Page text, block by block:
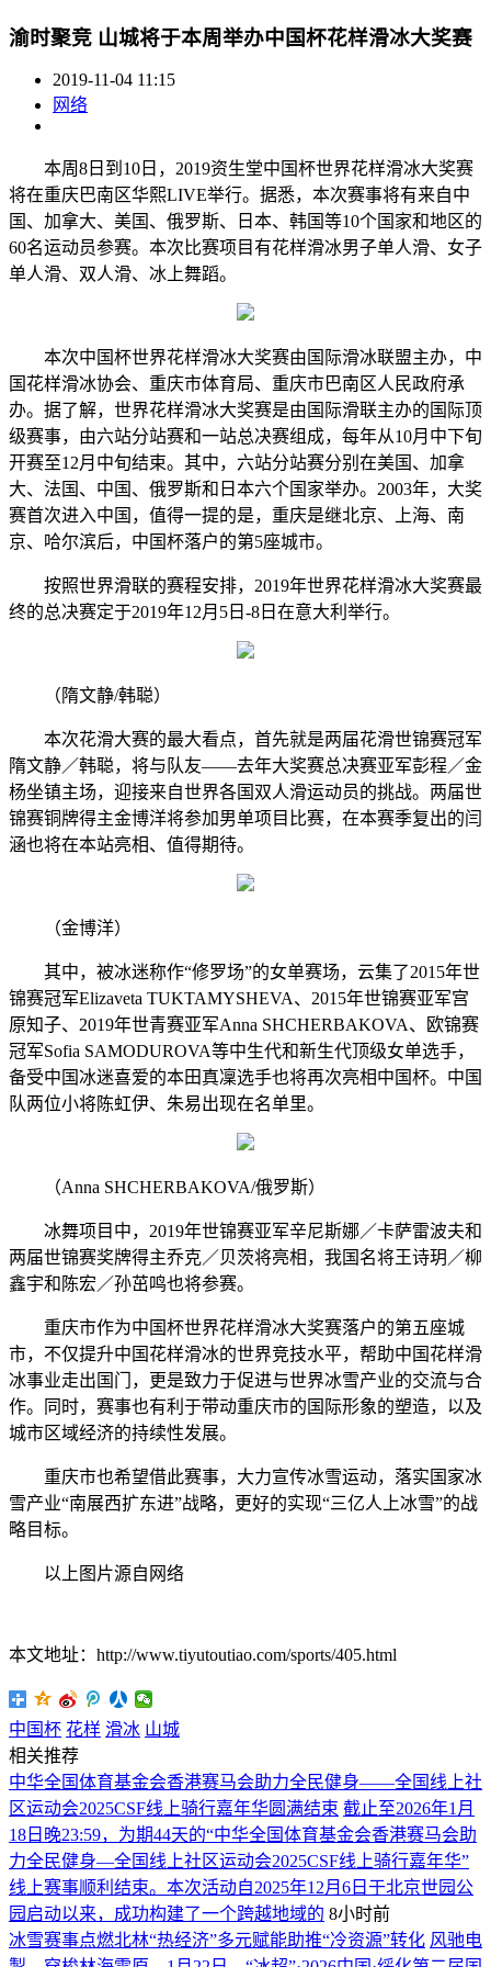
渝时聚竞 山城将于本周举办中国杯花样滑冰大奖赛
2019-11-04 11:15
网络
本周8日到10日，2019资生堂中国杯世界花样滑冰大奖赛
将在重庆巴南区华熙LIVE举行。据悉，本次赛事将有来自中
国、加拿大、美国、俄罗斯、日本、韩国等10个国家和地区的
60名运动员参赛。本次比赛项目有花样滑冰男子单人滑、女子
单人滑、双人滑、冰上舞蹈。
本次中国杯世界花样滑冰大奖赛由国际滑冰联盟主办，中
国花样滑冰协会、重庆市体育局、重庆市巴南区人民政府承
办。据了解，世界花样滑冰大奖赛是由国际滑联主办的国际顶
级赛事，由六站分站赛和一站总决赛组成，每年从10月中下旬
开赛至12月中旬结束。其中，六站分站赛分别在美国、加拿
大、法国、中国、俄罗斯和日本六个国家举办。2003年，大奖
赛首次进入中国，值得一提的是，重庆是继北京、上海、南
京、哈尔滨后，中国杯落户的第5座城市。
按照世界滑联的赛程安排，2019年世界花样滑冰大奖赛最
终的总决赛定于2019年12月5日-8日在意大利举行。
（隋文静/韩聪）
本次花滑大赛的最大看点，首先就是两届花滑世锦赛冠军
隋文静／韩聪，将与队友——去年大奖赛总决赛亚军彭程／金
杨坐镇主场，迎接来自世界各国双人滑运动员的挑战。两届世
锦赛铜牌得主金博洋将参加男单项目比赛，在本赛季复出的闫
涵也将在本站亮相、值得期待。
（金博洋）
其中，被冰迷称作“修罗场”的女单赛场，云集了2015年世
锦赛冠军Elizaveta TUKTAMYSHEVA、2015年世锦赛亚军宫
原知子、2019年世青赛亚军Anna SHCHERBAKOVA、欧锦赛
冠军Sofia SAMODUROVA等中生代和新生代顶级女单选手，
备受中国冰迷喜爱的本田真凜选手也将再次亮相中国杯。中国
队两位小将陈虹伊、朱易出现在名单里。
（Anna SHCHERBAKOVA/俄罗斯）
冰舞项目中，2019年世锦赛亚军辛尼斯娜／卡萨雷波夫和
两届世锦赛奖牌得主乔克／贝茨将亮相，我国名将王诗玥／柳
鑫宇和陈宏／孙茁鸣也将参赛。
重庆市作为中国杯世界花样滑冰大奖赛落户的第五座城
市，不仅提升中国花样滑冰的世界竞技水平，帮助中国花样滑
冰事业走出国门，更是致力于促进与世界冰雪产业的交流与合
作。同时，赛事也有利于带动重庆市的国际形象的塑造，以及
城市区域经济的持续性发展。
重庆市也希望借此赛事，大力宣传冰雪运动，落实国家冰
雪产业“南展西扩东进”战略，更好的实现“三亿人上冰雪”的战
略目标。
以上图片源自网络
本文地址：http://www.tiyutoutiao.com/sports/405.html
中国杯 花样 滑冰 山城
相关推荐
中华全国体育基金会香港赛马会助力全民健身——全国线上社
区运动会2025CSF线上骑行嘉年华圆满结束 截止至2026年1月
18日晚23:59，为期44天的“中华全国体育基金会香港赛马会助
力全民健身—全国线上社区运动会2025CSF线上骑行嘉年华”
线上赛事顺利结束。本次活动自2025年12月6日于北京世园公
园启动以来，成功构建了一个跨越地域的 8小时前
冰雪赛事点燃北林“热经济”多元赋能助推“冷资源”转化 风驰电